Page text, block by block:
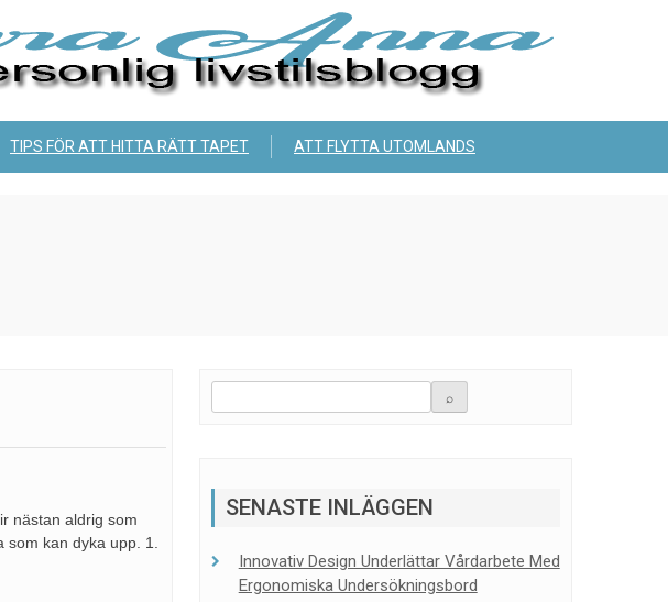
TIPS FÖR ATT HITTA RÄTT TAPET ATT FLYTTA UTOMLANDS
nästan aldrig som
kan dyka upp. 1.
SENASTE INLÄGGEN
Innovativ Design Underlättar Vårdarbete Med
Ergonomiska Undersökningsbord